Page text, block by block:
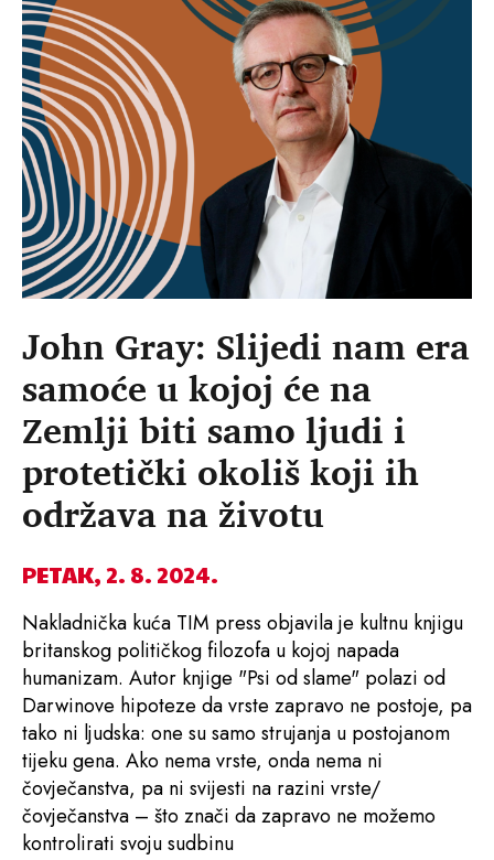
John Gray: Slijedi nam era
samoće u kojoj će na
Zemlji biti samo ljudi i
protetički okoliš koji ih
održava na životu
PETAK, 2. 8. 2024.
Nakladnička kuća TIM press objavila je kultnu knjigu
britanskog političkog filozofa u kojoj napada
humanizam. Autor knjige "Psi od slame" polazi od
Darwinove hipoteze da vrste zapravo ne postoje, pa
tako ni ljudska: one su samo strujanja u postojanom
tijeku gena. Ako nema vrste, onda nema ni
čovječanstva, pa ni svijesti na razini vrste/
čovječanstva – što znači da zapravo ne možemo
kontrolirati svoju sudbinu